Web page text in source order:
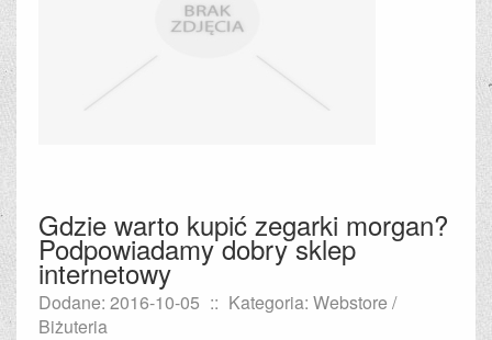
Gdzie warto kupić zegarki morgan?
Podpowiadamy dobry sklep
internetowy
Dodane: 2016-10-05 :: Kategoria: Webstore /
Biżuteria